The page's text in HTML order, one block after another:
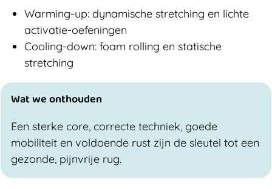
Warming-up: dynamische stretching en lichte
activatie-oefeningen
Cooling-down: foam rolling en statische
stretching
Wat we onthouden
Een sterke core, correcte techniek, goede
mobiliteit en voldoende rust zijn de sleutel tot een
gezonde, pijnvrije rug.